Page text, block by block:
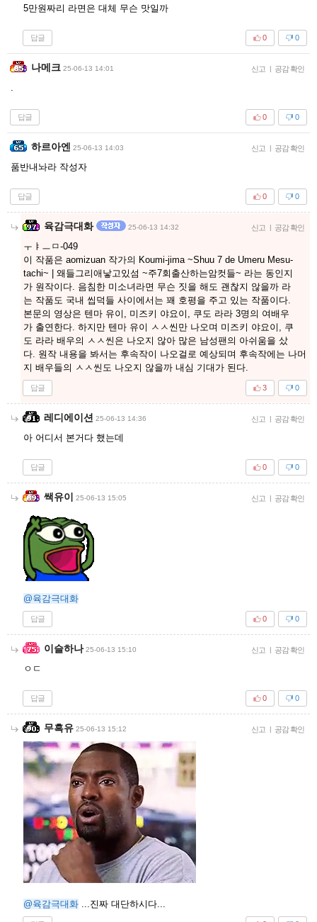
5만원짜리 라면은 대체 무슨 맛일까
답글 0
0
나메크 25-06-13 14:01 신고 | 공감 확인
답글 0
0
하르아엔 25-06-13 14:03 신고 | 공감 확인
품반내놔라 작성자
답글 0
0
육감극대화 25-06-13 14:32 신고 | 공감 확인
ㅜㅑㅡㅁ-049
이 작품은 aomizuan 작가의 Koumi-jima ~Shuu 7 de Umeru Mesu-
tachi~ | 왜들그리애낳고있섬 ~주7회출산하는암컷들~ 라는 동인지
가 원작이다. 음침한 미소녀라면 무슨 짓을 해도 괜찮지 않을까 라
는 작품도 국내 씹덕들 사이에서는 꽤 호평을 주고 있는 작품이다.
본문의 영상은 텐마 유이, 미즈키 야요이, 쿠도 라라 3명의 여배우
가 출연한다. 하지만 텐마 유이 ㅅㅅ씬만 나오며 미즈키 야요이, 쿠
도 라라 배우의 ㅅㅅ씬은 나오지 않아 많은 남성팬의 아쉬움을 샀
다. 원작 내용을 봐서는 후속작이 나오걸로 예상되며 후속작에는 나머
지 배우들의 ㅅㅅ씬도 나오지 않을까 내심 기대가 된다.
답글 0
3
레디에이션 25-06-13 14:36 신고 | 공감 확인
아 어디서 본거다 했는데
답글 0
0
쌕유이 25-06-13 15:05 신고 | 공감 확인
@육감극대화
답글 0
0
이슬하나 25-06-13 15:10 신고 | 공감 확인
ㅇㄷ
답글 0
0
무흑유 25-06-13 15:12 신고 | 공감 확인
@육감극대화 ...진짜 대단하시다...